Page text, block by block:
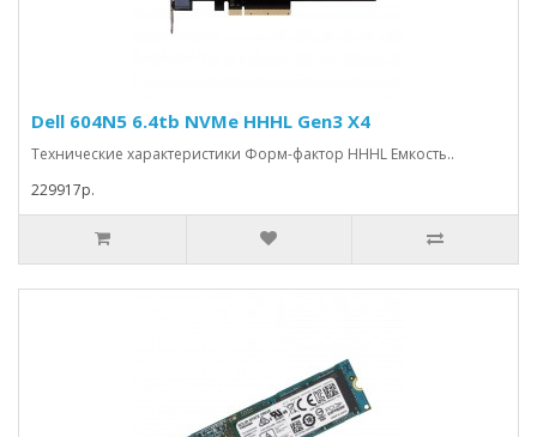
Dell 604N5 6.4tb NVMe HHHL Gen3 X4
Технические характеристики Форм-фактор HHHL Емкость..
229917р.